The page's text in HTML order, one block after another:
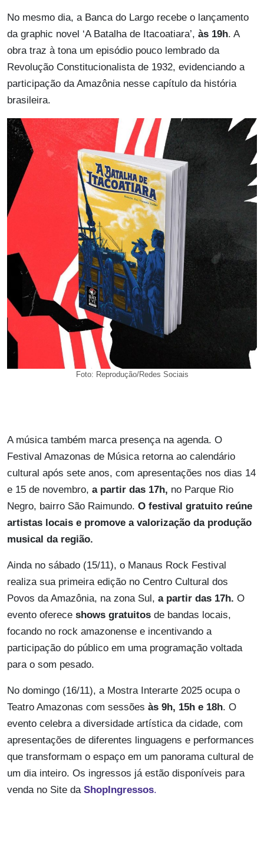
No mesmo dia, a Banca do Largo recebe o lançamento
da graphic novel ‘A Batalha de Itacoatiara’, às 19h. A
obra traz à tona um episódio pouco lembrado da
Revolução Constitucionalista de 1932, evidenciando a
participação da Amazônia nesse capítulo da história
brasileira.
Foto: Reprodução/Redes Sociais
A música também marca presença na agenda. O
Festival Amazonas de Música retorna ao calendário
cultural após sete anos, com apresentações nos dias 14
e 15 de novembro, a partir das 17h, no Parque Rio
Negro, bairro São Raimundo. O festival gratuito reúne
artistas locais e promove a valorização da produção
musical da região.
Ainda no sábado (15/11), o Manaus Rock Festival
realiza sua primeira edição no Centro Cultural dos
Povos da Amazônia, na zona Sul, a partir das 17h. O
evento oferece shows gratuitos de bandas locais,
focando no rock amazonense e incentivando a
participação do público em uma programação voltada
para o som pesado.
No domingo (16/11), a Mostra Interarte 2025 ocupa o
Teatro Amazonas com sessões às 9h, 15h e 18h. O
evento celebra a diversidade artística da cidade, com
apresentações de diferentes linguagens e performances
que transformam o espaço em um panorama cultural de
um dia inteiro. Os ingressos já estão disponíveis para
venda no Site da ShopIngressos.